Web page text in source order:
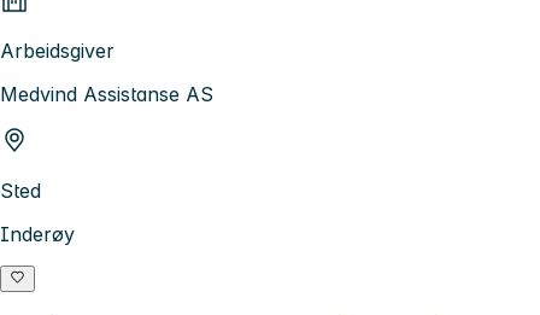
Arbeidsgiver
Medvind Assistanse AS
Sted
Inderøy